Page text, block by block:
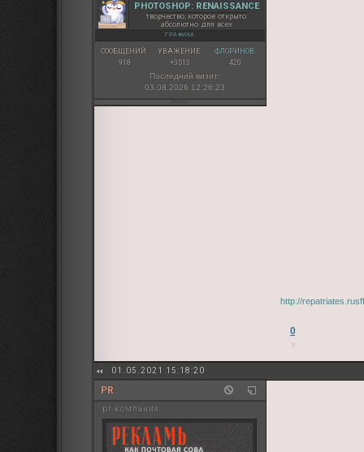
PHOTOSHOP: RENAISSANCE
творчество, которое открыто
абсолютно для всех
ГРАФИКА
СООБЩЕНИЙ:
918
УВАЖЕНИЕ:
+3513
ФЛОРИНОВ:
420
Последний визит:
03.08.2026 12:26:23
http://
0
01.05.2021 15:18:20
PR
pr компания